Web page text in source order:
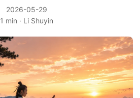
2026-05-29
1 min · Li Shuyin